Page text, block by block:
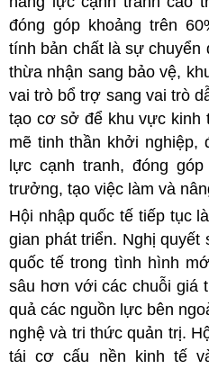
đóng góp khoảng trên
tính bản chất là sự
thừa nhận sang bảo vệ,
vai trò bổ trợ sang vai trò
tạo cơ sở để khu vực kinh
mẽ tinh thần khởi nghiệp,
lực cạnh tranh, đóng
trưởng, tạo việc làm và
Hội nhập quốc tế tiếp tục
gian phát triển. Nghị quyết
quốc tế trong tình hình
sâu hơn với các chuỗi giá
quả các nguồn lực bên
nghệ và tri thức quản trị.
tái cơ cấu nền kinh tế